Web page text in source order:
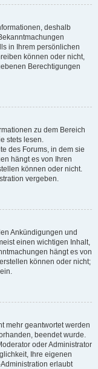
deshalb
in Ihrem persönlichen
können oder nicht,
Berechtigungen
zu dem Bereich
stets lesen.
des Forums, in dem sie
hängt es von Ihren
können oder nicht.
vergeben.
Ankündigungen und
einen wichtigen Inhalt,
hängt es von
können oder nicht;
mehr geantwortet werden
beendet wurde.
oder Administrator
Ihre eigenen
erlaubt